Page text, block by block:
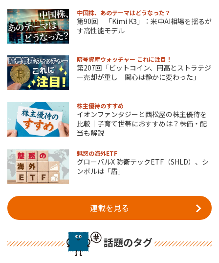
中国株、あのテーマはどうなった？
第90回 「Kimi K3」：米中AI相場を揺るが
す高性能モデル
暗号資産ウォッチャー これに注目！
第207回「ビットコイン、円高とストラテジ
ー売却が重し 関心は静かに変わった」
株主優待のすすめ
イオンファンタジーと西松屋の株主優待を
比較｜子育て世帯におすすめは？株価・配
当も解説
魅惑の海外ETF
グローバルX 防衛テックETF（SHLD）、シ
ンボルは「盾」
連載を見る
話題のタグ